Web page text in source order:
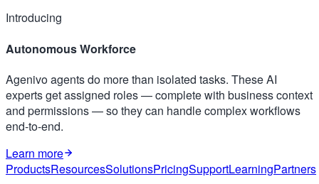
Introducing
Autonomous Workforce
Agenivo agents do more than isolated tasks. These AI
experts get assigned roles — complete with business context
and permissions — so they can handle complex workflows
end-to-end.
Learn more
ProductsResourcesSolutionsPricingSupportLearningPartners